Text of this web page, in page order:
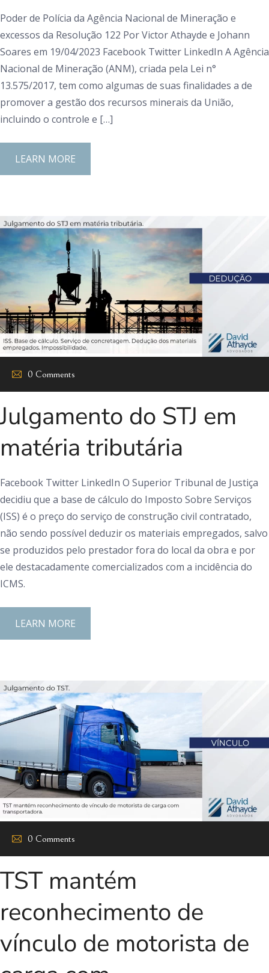
Poder de Polícia da Agência Nacional de Mineração e
excessos da Resolução 122 Por Victor Athayde e Johann
Soares em 19/04/2023 Facebook Twitter LinkedIn A Agência
Nacional de Mineração (ANM), criada pela Lei n°
13.575/2017, tem como algumas de suas finalidades a de
promover a gestão dos recursos minerais da União,
incluindo o controle e […]
LEARN MORE
0 Comments
Julgamento do STJ em
matéria tributária
Facebook Twitter LinkedIn O Superior Tribunal de Justiça
decidiu que a base de cálculo do Imposto Sobre Serviços
(ISS) é o preço do serviço de construção civil contratado,
não sendo possível deduzir os materiais empregados, salvo
se produzidos pelo prestador fora do local da obra e por
ele destacadamente comercializados com a incidência do
ICMS.
LEARN MORE
0 Comments
TST mantém
reconhecimento de
vínculo de motorista de